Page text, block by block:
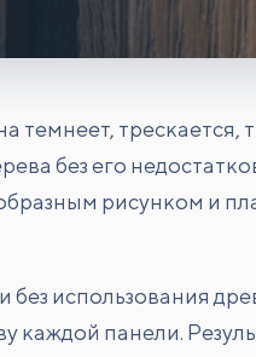
темнеет, трескается,
без его
рисунком и
использования
каждой панели.